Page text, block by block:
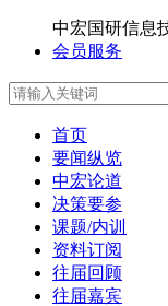
中宏国研信息
会员服务
首页
要闻纵览
中宏论道
决策要参
课题/内训
资料订阅
往届回顾
往届嘉宾